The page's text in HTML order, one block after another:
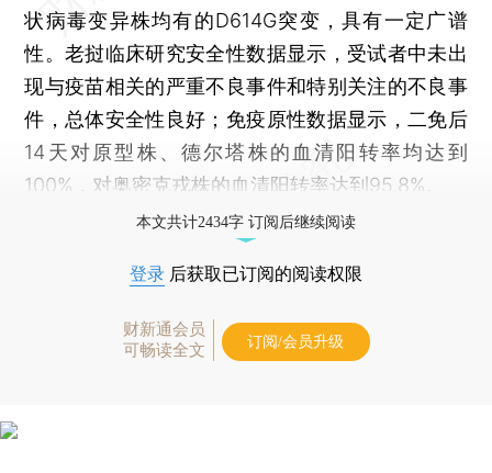
状病毒变异株均有的D614G突变，具有一定广谱
性。老挝临床研究安全性数据显示，受试者中未出
现与疫苗相关的严重不良事件和特别关注的不良事
件，总体安全性良好；免疫原性数据显示，二免后
14天对原型株、德尔塔株的血清阳转率均达到
100%，对奥密克戎株的血清阳转率达到95.8%。
本文共计2434字 订阅后继续阅读
登录 后获取已订阅的阅读权限
财新通会员
可畅读全文
订阅/会员升级